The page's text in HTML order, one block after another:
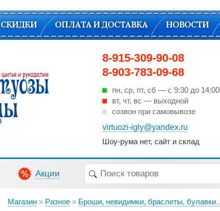
8-915-309-90-08
8-903-783-09-68
пн, ср, пт, cб — с 9:30 до 14:00
вт, чт, вс — выходной
созвон при самовывозе
virtuozi-igly@yandex.ru
Шоу-рума нет, сайт и склад
СКИДКИ ОПЛАТА И ДОСТАВКА НОВОСТИ
Акции
Магазин Разное Броши, невидимки, браслеты, булавки декоративные